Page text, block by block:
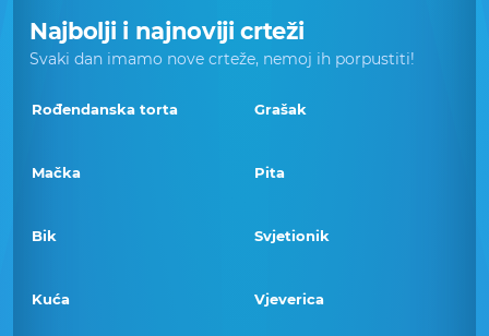
Najbolji i najnoviji crteži
Svaki dan imamo nove crteže, nemoj ih porpustiti!
Rođendanska torta Grašak
Mačka Pita
Bik Svjetionik
Kuća Vjeverica